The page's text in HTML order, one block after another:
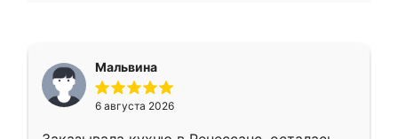
Мальвина
6 августа 2026